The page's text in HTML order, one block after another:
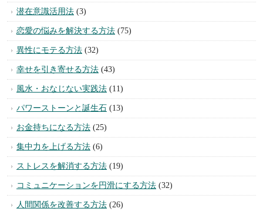
潜在意識活用法 (3)
恋愛の悩みを解決する方法 (75)
異性にモテる方法 (32)
幸せを引き寄せる方法 (43)
風水・おなじない実践法 (11)
パワーストーンと誕生石 (13)
お金持ちになる方法 (25)
集中力を上げる方法 (6)
ストレスを解消する方法 (19)
コミュニケーションを円滑にする方法 (32)
人間関係を改善する方法 (26)